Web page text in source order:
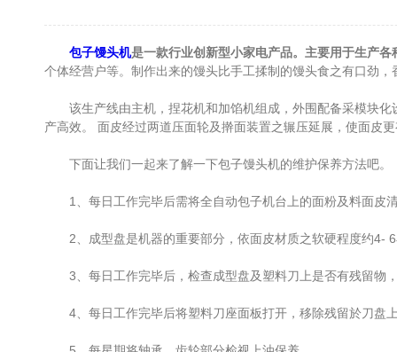
包子馒头机是一款行业创新型小家电产品。主要用于生产
个体经营户等。制作出来的馒头比手工揉制的馒头食之有口劲
该生产线由主机，捏花机和加馅机组成，外围配备采模块化
产高效。 面皮经过两道压面轮及擀面装置之辗压延展，使面皮
下面让我们一起来了解一下包子馒头机的维护保养方法吧。
1、每日工作完毕后需将全自动包子机台上的面粉及料面皮
2、成型盘是机器的重要部分，依面皮材质之软硬程度约4-
3、每日工作完毕后，检查成型盘及塑料刀上是否有残留物
4、每日工作完毕后将塑料刀座面板打开，移除残留於刀盘